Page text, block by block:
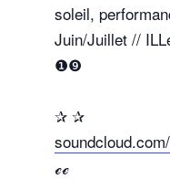
soleil,
Juin/Juillet //
❶❾
✰ ✰
ℯℯ